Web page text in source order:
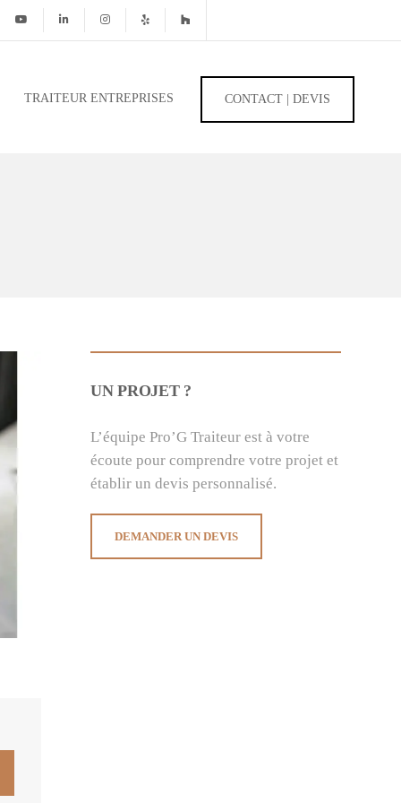
TRAITEUR ENTREPRISES CONTACT | DEVIS
UN PROJET ?
L’équipe Pro’G Traiteur est à votre
écoute pour comprendre votre projet et
établir un devis personnalisé.
DEMANDER UN DEVIS